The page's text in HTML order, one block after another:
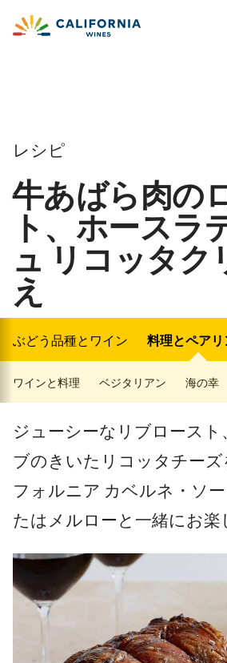
レシピ
牛あばら肉の
ト、ホースラ
ュ リコッタク
え
ぶどう品種とワイン 料理とペア
ワインと料理 ベジタリアン 海の幸
ジューシーなリブロース
ブのきいたリコッタチーズ
フォルニア カベルネ・ソ
たはメルローと一緒にお楽